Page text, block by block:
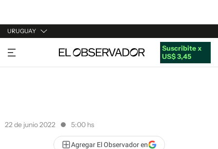
URUGUAY
URUGUAY
ARGENTINA
Suscribite x
US$ 3,45
22 de junio 2022 5:00 hs
Agregar El Observador en